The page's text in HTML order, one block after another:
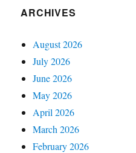
ARCHIVES
August 2026
July 2026
June 2026
May 2026
April 2026
March 2026
February 2026